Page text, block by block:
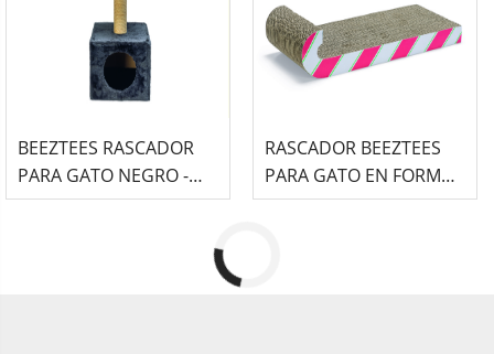
BEEZTEES RASCADOR
PARA GATO NEGRO -
CHRISTA
RASCADOR BEEZTEES
PARA GATO EN FORMA
DE BASTÓN DE